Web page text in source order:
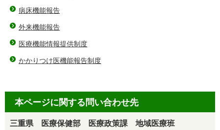
病床機能報告
外来機能報告
医療機能情報提供制度
かかりつけ医機能報告制度
本ページに関する問い合わせ先
三重県 医療保健部 医療政策課 地域医療班